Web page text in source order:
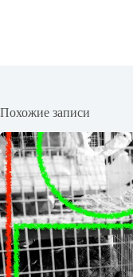
Похожие записи